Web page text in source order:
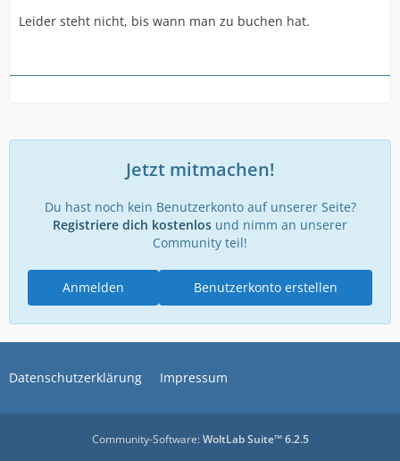
Leider steht nicht, bis wann man zu buchen hat.
Jetzt mitmachen!
Du hast noch kein Benutzerkonto auf unserer Seite?
Registriere dich kostenlos und nimm an unserer
Community teil!
Benutzerkonto erstellen
Anmelden
Datenschutzerklärung Impressum
Community-Software:WoltLab Suite™ 6.2.5